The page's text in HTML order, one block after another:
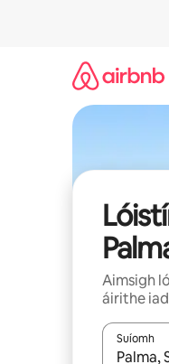
Aimsigh
áirithe iad
Suíomh
Nuair a